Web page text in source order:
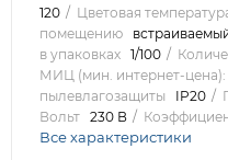
120 Цветовая
помещению
в упаковках 1/100
МИЦ (мин. интернет-
пылевлагозащиты
IP20
Вольт 230 В
Все характеристики